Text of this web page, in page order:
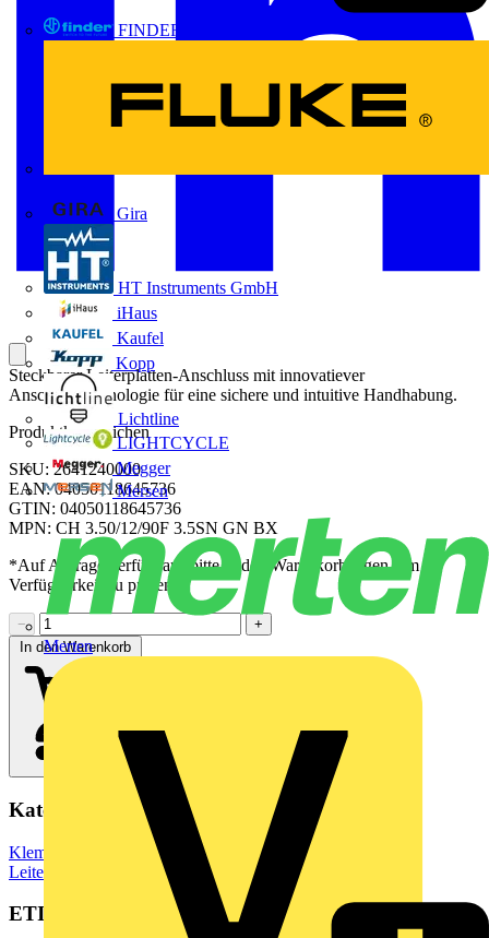
FINDER
Gira
HT Instruments GmbH
iHaus
Kaufel
Kopp
Lichtline
LIGHTCYCLE
Megger
Mersen
Merten
Steckbarer Leiterplatten-Anschluss mit innovatiever
Anschlusstechnologie für eine sichere und intuitive Handhabung.
Produktkennzeichen
SKU: 2641240000
EAN: 04050118645736
GTIN: 04050118645736
MPN: CH 3.50/12/90F 3.5SN GN BX
*Auf Anfrage verfügbar - bitte in den Warenkorb legen, um
Verfügbarkeit zu prüfen
−
+
In den Warenkorb
Kategorien
Klemmen, Steckverbinder & Verbindungselemente
Leiterplattensteckverbinder
ETIM Group